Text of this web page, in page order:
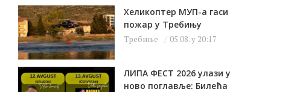
Хеликоптер МУП-а гаси
пожар у Требињу
Требиње 05.08. у 20:17
ЛИПА ФЕСТ 2026 улази у
ново поглавље: Билећа